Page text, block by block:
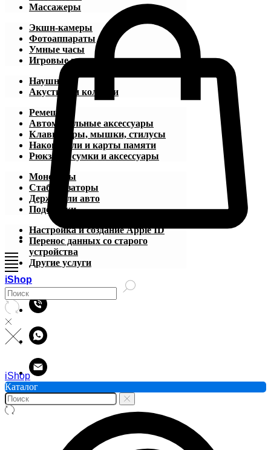
iShop
Массажеры
Экшн-камеры
Фотоаппараты
Умные часы
Игровые приставки
Наушники
Акустика и колонки
Ремешки
Автомобильные аксессуары
Клавиатуры, мышки, стилусы
Накопители и карты памяти
Рюкзаки, сумки и аксессуары
Моноподы
Стабилизаторы
Держатели авто
Подставки
Настройка и создание Apple ID
Перенос данных со старого
устройства
Другие услуги
iShop
Каталог